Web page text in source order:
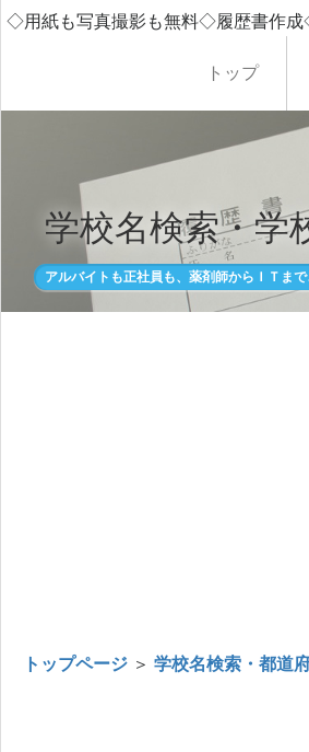
◇用紙も写真撮影も無料◇履歴書作
トップ
学校名検索・学
アルバイトも正社員も、薬剤師からＩＴま
トップページ ＞ 学校名検索・都道